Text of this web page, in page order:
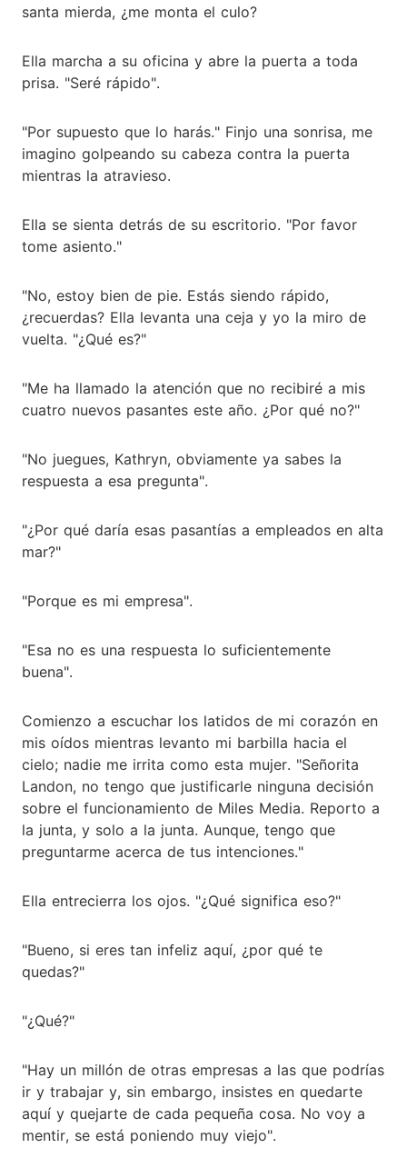
santa mierda, ¿me monta el culo?
Ella marcha a su oficina y abre la puerta a toda
prisa. "Seré rápido".
"Por supuesto que lo harás." Finjo una sonrisa, me
imagino golpeando su cabeza contra la puerta
mientras la atravieso.
Ella se sienta detrás de su escritorio. "Por favor
tome asiento."
"No, estoy bien de pie. Estás siendo rápido,
¿recuerdas? Ella levanta una ceja y yo la miro de
vuelta. "¿Qué es?"
"Me ha llamado la atención que no recibiré a mis
cuatro nuevos pasantes este año. ¿Por qué no?"
"No juegues, Kathryn, obviamente ya sabes la
respuesta a esa pregunta".
"¿Por qué daría esas pasantías a empleados en alta
mar?"
"Porque es mi empresa".
"Esa no es una respuesta lo suficientemente
buena".
Comienzo a escuchar los latidos de mi corazón en
mis oídos mientras levanto mi barbilla hacia el
cielo; nadie me irrita como esta mujer. "Señorita
Landon, no tengo que justificarle ninguna decisión
sobre el funcionamiento de Miles Media. Reporto a
la junta, y solo a la junta. Aunque, tengo que
preguntarme acerca de tus intenciones."
Ella entrecierra los ojos. "¿Qué significa eso?"
"Bueno, si eres tan infeliz aquí, ¿por qué te
quedas?"
"¿Qué?"
"Hay un millón de otras empresas a las que podrías
ir y trabajar y, sin embargo, insistes en quedarte
aquí y quejarte de cada pequeña cosa. No voy a
mentir, se está poniendo muy viejo".